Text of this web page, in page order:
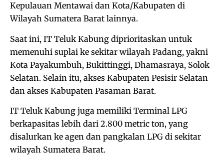
Kepulauan Mentawai dan Kota/Kabupaten di
Wilayah Sumatera Barat lainnya.
Saat ini, IT Teluk Kabung diprioritaskan untuk
memenuhi suplai ke sekitar wilayah Padang, yakni
⁠Kota Payakumbuh, Bukittinggi, Dhamasraya, ⁠Solok
Selatan. Selain itu, akses Kabupaten Pesisir Selatan
dan akses Kabupaten Pasaman Barat.
IT Teluk Kabung juga memiliki Terminal LPG
berkapasitas lebih dari 2.800 metric ton, yang
disalurkan ke agen dan pangkalan LPG di sekitar
wilayah Sumatera Barat.